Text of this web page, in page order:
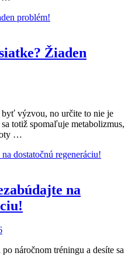
Žiaden
výzvou, no určite to nie je
totiž spomaľuje metabolizmus,
…
na
náročnom tréningu a desíte sa